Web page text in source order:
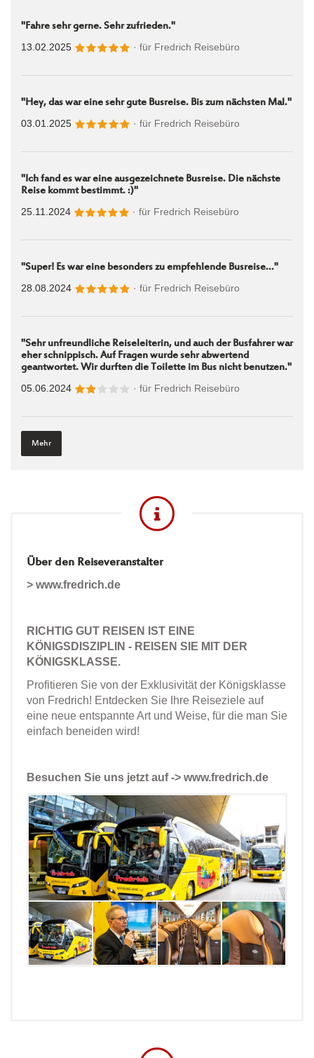
"Fahre sehr gerne. Sehr zufrieden."
13.02.2025 · für Fredrich Reisebüro
"Hey, das war eine sehr gute Busreise. Bis zum nächsten Mal."
03.01.2025 · für Fredrich Reisebüro
"Ich fand es war eine ausgezeichnete Busreise. Die nächste
Reise kommt bestimmt. :)"
25.11.2024 · für Fredrich Reisebüro
"Super! Es war eine besonders zu empfehlende Busreise..."
28.08.2024 · für Fredrich Reisebüro
"Sehr unfreundliche Reiseleiterin, und auch der Busfahrer war
eher schnippisch. Auf Fragen wurde sehr abwertend
geantwortet. Wir durften die Toilette im Bus nicht benutzen."
05.06.2024 · für Fredrich Reisebüro
Mehr
Über den Reiseveranstalter
> www.fredrich.de
RICHTIG GUT REISEN IST EINE
KÖNIGSDISZIPLIN - REISEN SIE MIT DER
KÖNIGSKLASSE.
Profitieren Sie von der Exklusivität der Königsklasse
von Fredrich! Entdecken Sie Ihre Reiseziele auf
eine neue entspannte Art und Weise, für die man Sie
einfach beneiden wird!
Besuchen Sie uns jetzt auf -> www.fredrich.de